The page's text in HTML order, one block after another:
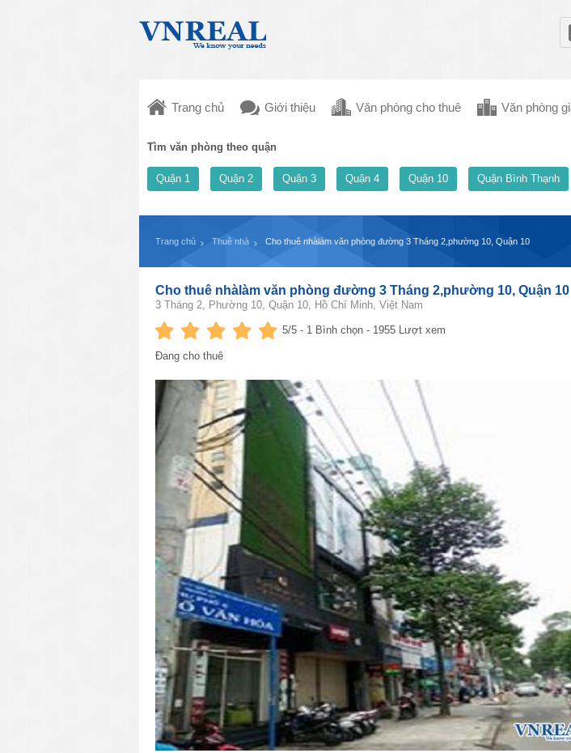
Trang chủ Giới thiệu Văn phòng cho thuê Văn phòng
Tìm văn phòng theo quận
Quận 1 Quận 2 Quận 3 Quận 4 Quận 10 Quận Bình Thạnh
Trang chủ Thuê nhà Cho thuê nhàlàm văn phòng đường 3 Tháng 2,phường 10, Quận 10
Cho thuê nhàlàm văn phòng đường 3 Tháng 2,phường 10, Quận 10
3 Tháng 2, Phường 10, Quận 10, Hồ Chí Minh, Việt Nam
5/5 - 1 Bình chọn - 1955 Lượt xem
Đang cho thuê